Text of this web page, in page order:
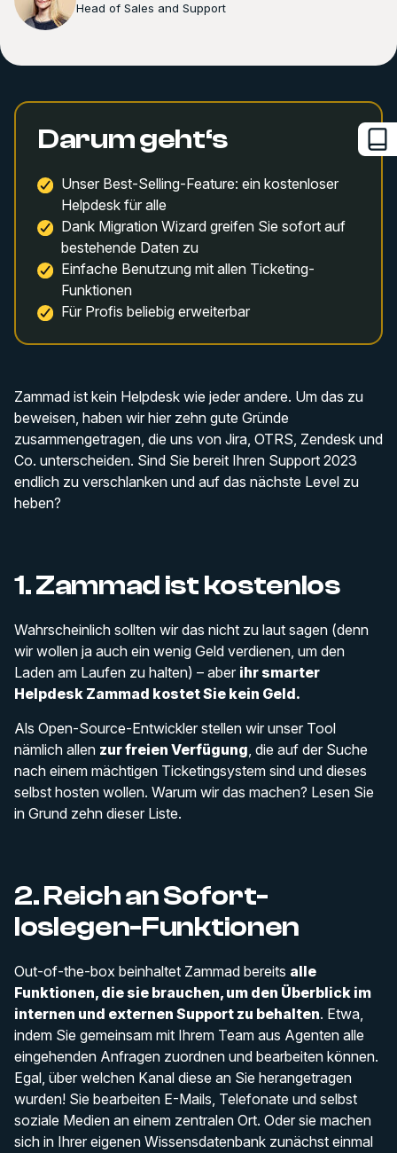
Head of Sales and Support
Darum geht‘s
Unser Best-Selling-Feature: ein kostenloser
Helpdesk für alle
Dank Migration Wizard greifen Sie sofort auf
bestehende Daten zu
Einfache Benutzung mit allen Ticketing-
Funktionen
Für Profis beliebig erweiterbar
Zammad ist kein Helpdesk wie jeder andere. Um das zu
beweisen, haben wir hier zehn gute Gründe
zusammengetragen, die uns von Jira, OTRS, Zendesk und
Co. unterscheiden. Sind Sie bereit Ihren Support 2023
endlich zu verschlanken und auf das nächste Level zu
heben?
1. Zammad ist kostenlos
Wahrscheinlich sollten wir das nicht zu laut sagen (denn
wir wollen ja auch ein wenig Geld verdienen, um den
Laden am Laufen zu halten) – aber ihr smarter
Helpdesk Zammad kostet Sie kein Geld.
Als Open-Source-Entwickler stellen wir unser Tool
nämlich allen zur freien Verfügung, die auf der Suche
nach einem mächtigen Ticketingsystem sind und dieses
selbst hosten wollen. Warum wir das machen? Lesen Sie
in Grund zehn dieser Liste.
2. Reich an Sofort-
loslegen-Funktionen
Out-of-the-box beinhaltet Zammad bereits alle
Funktionen, die sie brauchen, um den Überblick im
internen und externen Support zu behalten. Etwa,
indem Sie gemeinsam mit Ihrem Team aus Agenten alle
eingehenden Anfragen zuordnen und bearbeiten können.
Egal, über welchen Kanal diese an Sie herangetragen
wurden! Sie bearbeiten E-Mails, Telefonate und selbst
soziale Medien an einem zentralen Ort. Oder sie machen
sich in Ihrer eigenen Wissensdatenbank zunächst einmal